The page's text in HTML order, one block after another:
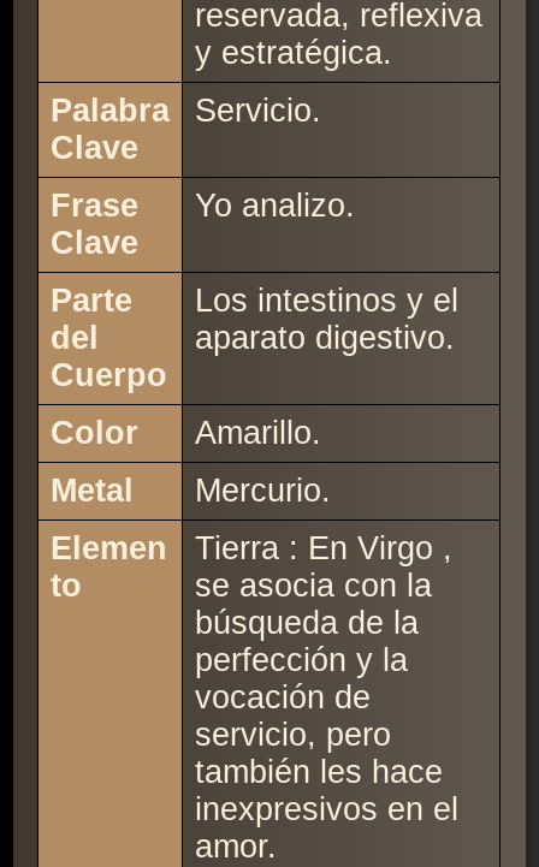
reservada, reflexiva
y estratégica.
Palabra
Clave
Servicio.
Frase
Clave
Yo analizo.
Parte
del
Cuerpo
Los intestinos y el
aparato digestivo.
Color
Amarillo.
Metal
Mercurio.
Elemen
to
Tierra : En Virgo ,
se asocia con la
búsqueda de la
perfección y la
vocación de
servicio, pero
también les hace
inexpresivos en el
amor.